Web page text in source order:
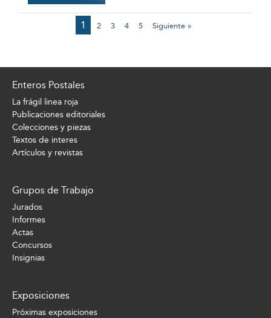
1 2 3 4 5 Siguiente »
Enteros Postales
La frágil linea roja
Publicaciones editoriales
Colecciones y piezas
Textos de interes
Artículos y revistas
Grupos de Trabajo
Jurados
Informes
Actas
Concursos
Insignias
Exposiciones
Próximas exposiciones